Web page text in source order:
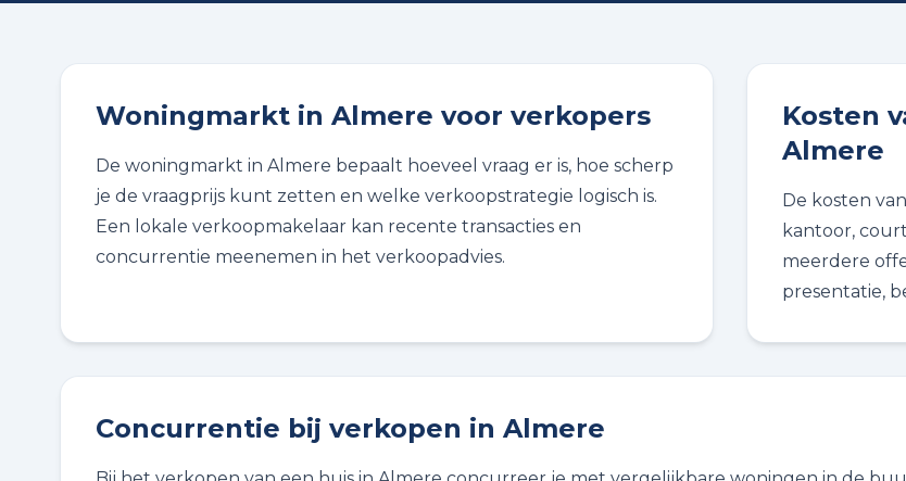
Woningmarkt in Almere voor verkopers
De woningmarkt in Almere bepaalt hoeveel vraag er is, hoe scherp
je de vraagprijs kunt zetten en welke verkoopstrategie logisch is.
Een lokale verkoopmakelaar kan recente transacties en
concurrentie meenemen in het verkoopadvies.
Kosten
Almere
De kosten
kantoor,
meerdere
presentatie,
Concurrentie bij verkopen in Almere